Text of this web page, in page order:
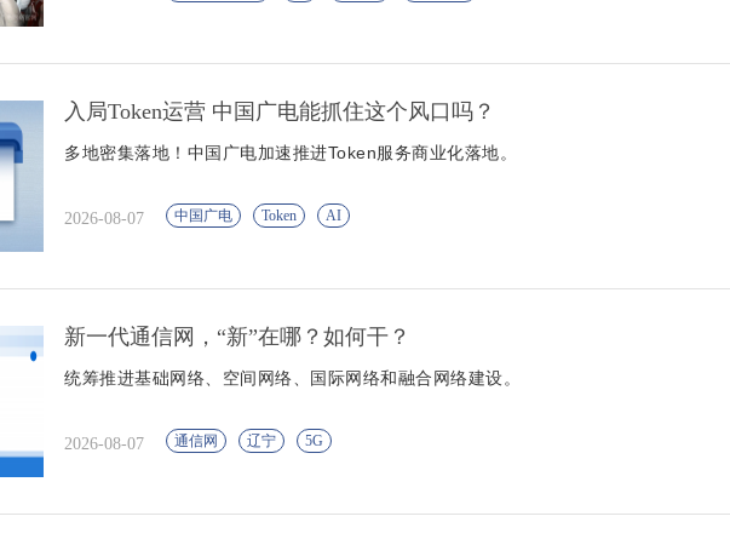
入局Token运营 中国广电能抓住这个风口吗？
多地密集落地！中国广电加速推进Token服务商业化落地。
2026-08-07 中国广电 Token AI
新一代通信网，“新”在哪？如何干？
统筹推进基础网络、空间网络、国际网络和融合网络建设。
2026-08-07 通信网 辽宁 5G